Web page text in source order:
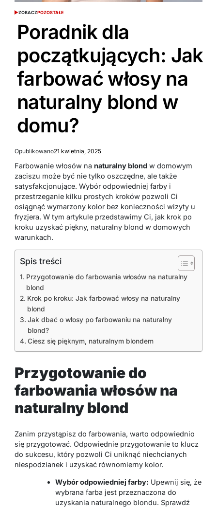
ZOBACZPOZOSTAŁE
Poradnik dla
początkujących: Jak
farbować włosy na
naturalny blond w
domu?
Opublikowano21 kwietnia, 2025
Farbowanie włosów na naturalny blond w domowym
zaciszu może być nie tylko oszczędne, ale także
satysfakcjonujące. Wybór odpowiedniej farby i
przestrzeganie kilku prostych kroków pozwoli Ci
osiągnąć wymarzony kolor bez konieczności wizyty u
fryzjera. W tym artykule przedstawimy Ci, jak krok po
kroku uzyskać piękny, naturalny blond w domowych
warunkach.
Spis treści
Przygotowanie do farbowania włosów na naturalny
blond
Krok po kroku: Jak farbować włosy na naturalny
blond
Jak dbać o włosy po farbowaniu na naturalny
blond?
Ciesz się pięknym, naturalnym blondem
Przygotowanie do
farbowania włosów na
naturalny blond
Zanim przystąpisz do farbowania, warto odpowiednio
się przygotować. Odpowiednie przygotowanie to klucz
do sukcesu, który pozwoli Ci uniknąć niechcianych
niespodzianek i uzyskać równomierny kolor.
Wybór odpowiedniej farby: Upewnij się, że
wybrana farba jest przeznaczona do
uzyskania naturalnego blondu. Sprawdź